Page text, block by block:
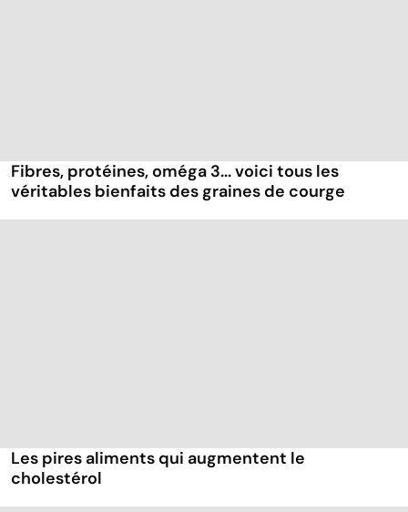
Fibres, protéines, oméga 3... voici tous les
véritables bienfaits des graines de courge
Les pires aliments qui augmentent le
cholestérol